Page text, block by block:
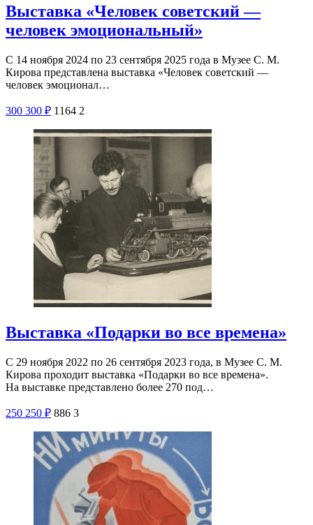
Выставка «Человек советский —
человек эмоциональный»
С 14 ноября 2024 по 23 сентября 2025 года в Музее С. М.
Кирова представлена выставка «Человек советский —
человек эмоционал…
300 300 ₽ 1164 2
Выставка «Подарки во все времена»
С 29 ноября 2022 по 26 сентября 2023 года, в Музее С. М.
Кирова проходит выставка «Подарки во все времена».
На выставке представлено более 270 под…
250 250 ₽ 886 3